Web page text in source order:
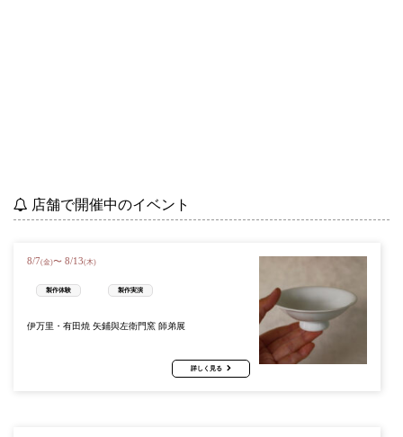
店舗で開催中のイベント
8/7(金)〜 8/13(木)
製作体験 製作実演
伊万里・有田焼 矢鋪與左衛門窯 師弟展
詳しく見る